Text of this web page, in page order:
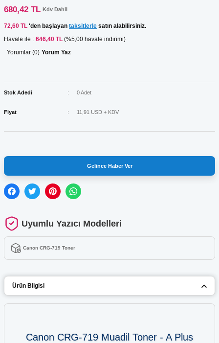
680,42 TL Kdv Dahil
72,60 TL 'den başlayan taksitlerle satın alabilirsiniz.
Havale ile : 646,40 TL (%5,00 havale indirimi)
Yorumlar (0) Yorum Yaz
Stok Adedi 0 Adet
Fiyat 11,91 USD + KDV
Gelince Haber Ver
Uyumlu Yazıcı Modelleri
Canon CRG-719 Toner
Ürün Bilgisi
Canon CRG-719 Muadil Toner - A Plus